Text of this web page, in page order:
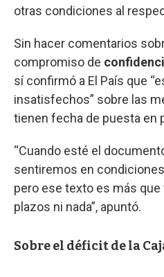
otras condiciones al
Sin hacer comentarios
compromiso de
sí confirmó a El País que
insatisfechos” sobre las
tienen fecha de puesta en
“Cuando esté el
sentiremos en
pero ese texto es más que
plazos ni nada”, apuntó.
Sobre el déficit de la